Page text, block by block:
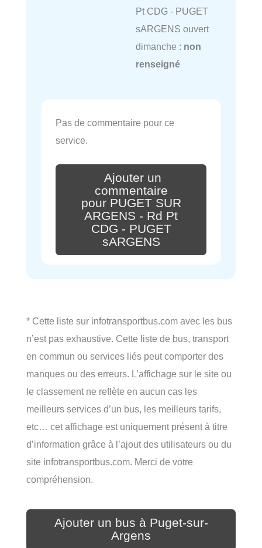
Pt CDG - PUGET
sARGENS ouvert
dimanche : non
renseigné
Pas de commentaire pour ce
service.
Ajouter un
commentaire
pour PUGET SUR
ARGENS - Rd Pt
CDG - PUGET
sARGENS
* Cette liste sur infotransportbus.com avec les bus
n’est pas exhaustive. Cette liste de bus, transport
en commun ou services liés peut comporter des
manques ou des erreurs. L’affichage sur le site ou
le classement ne reflète en aucun cas les
meilleurs services d’un bus, les meilleurs tarifs,
etc… cet affichage est uniquement présent à titre
d’information grâce à l’ajout des utilisateurs ou du
site infotransportbus.com. Merci de votre
compréhension.
Ajouter un bus à Puget-sur-
Argens